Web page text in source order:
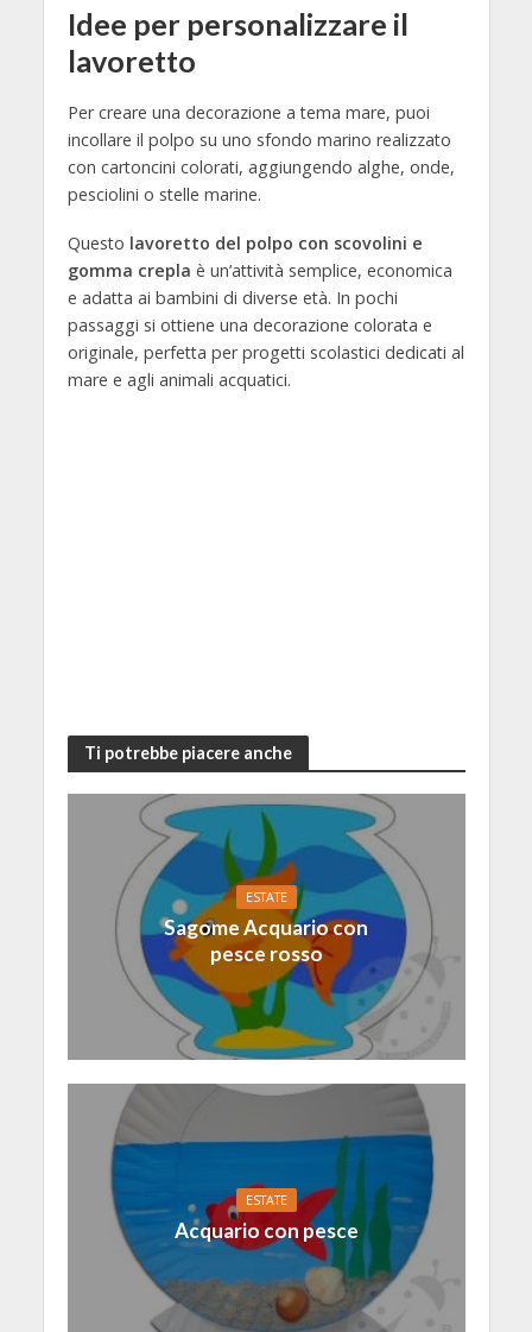
Idee per personalizzare il
lavoretto
Per creare una decorazione a tema mare, puoi
incollare il polpo su uno sfondo marino realizzato
con cartoncini colorati, aggiungendo alghe, onde,
pesciolini o stelle marine.
Questo lavoretto del polpo con scovolini e
gomma crepla è un’attività semplice, economica
e adatta ai bambini di diverse età. In pochi
passaggi si ottiene una decorazione colorata e
originale, perfetta per progetti scolastici dedicati al
mare e agli animali acquatici.
Ti potrebbe piacere anche
ESTATE
Sagome Acquario con
pesce rosso
ESTATE
Acquario con pesce